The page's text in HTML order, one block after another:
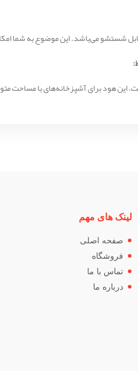
شستشو می‌باشد. این موضوع به شما
لینک های مهم
صفحه اصلی
فروشگاه
تماس با ما
درباره ما